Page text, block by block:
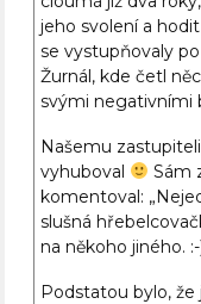
jeho svolení a
se vystupňovaly
Žurnál, kde četl
svými negativními
Našemu
vyhuboval
Sám
komentoval:
slušná
na někoho jiného. :-
Podstatou bylo,